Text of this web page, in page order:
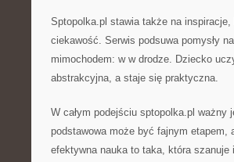
Sptopolka.pl stawia także na
ciekawość. Serwis podsuwa pomysły
mimochodem: w w drodze. Dziecko
abstrakcyjna, a staje się praktyczna.
W całym podejściu sptopolka.pl
podstawowa może być fajnym etapem,
efektywna nauka to taka, która